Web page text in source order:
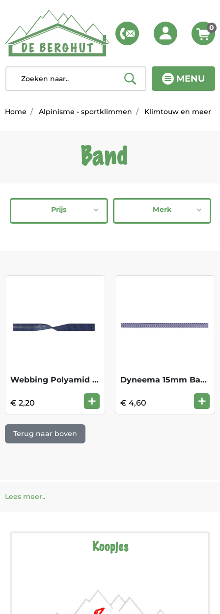
MENU
0
Home Alpinisme - sportklimmen Klimtouw en meer
Band
Prijs Merk
Webbing Polyamid 16mm - Blue
€ 2,20 +
Dyneema 15mm Band Violet/Wit
€ 4,60 +
Terug naar boven
Lees meer..
Koopjes